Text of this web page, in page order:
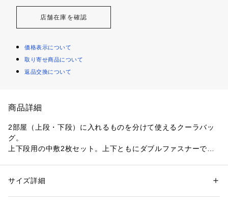
店舗在庫を確認
価格表示について
取り寄せ商品について
返品交換について
商品詳細
2部屋（上段・下段）に入れるものを分けて使えるクーラバッ
グ。
上下段用の中敷2枚セット。上下ともにダブルファスナーで開
使用しないときは折り畳んでコンパクトに収納できる。
性別：レディース
プ・バーベキュー
サイズ詳細